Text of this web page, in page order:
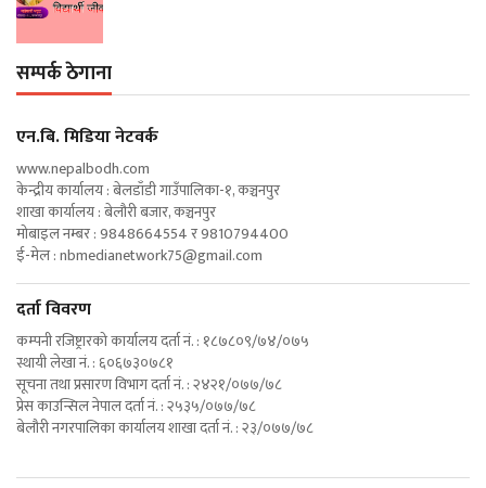
सम्पर्क ठेगाना
एन‍.बि. मिडिया नेटवर्क
www.nepalbodh.com
केन्द्रीय कार्यालय : बेलडाँडी गाउँपालिका-१, कञ्चनपुर
शाखा कार्यालय : बेलौरी बजार, कञ्चनपुर
मोबाइल नम्बर : 9848664554 र 9810794400
ई-मेल :nbmedianetwork75@gmail.com
दर्ता विवरण
कम्पनी रजिष्ट्रारको कार्यालय दर्ता नं. : १८७८०९/७४/०७५
स्थायी लेखा नं. : ६०६७३०७८१
सूचना तथा प्रसारण विभाग दर्ता नं. : २४२१/०७७/७८
प्रेस काउन्सिल नेपाल दर्ता नं. : २५३५/०७७/७८
बेलौरी नगरपालिका कार्यालय शाखा दर्ता नं. : २३/०७७/७८